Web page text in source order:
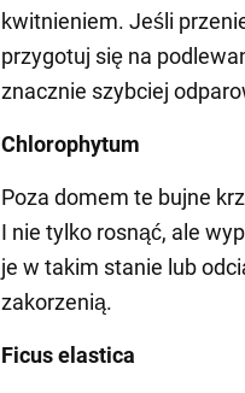
kwitnieniem. Jeśli
przygotuj się na
znacznie szybciej
Chlorophytum
Poza domem te bujne
I nie tylko rosnąć, ale
je w takim stanie lub
zakorzenią.
Ficus elastica